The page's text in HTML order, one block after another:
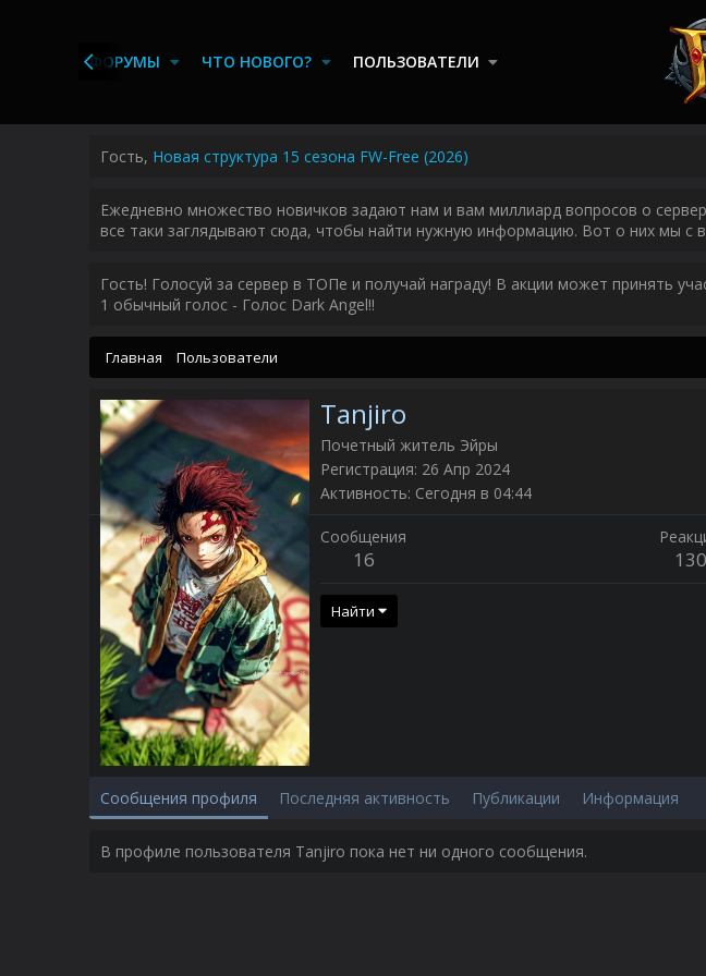
ФОРУМЫ ЧТО НОВОГО? ПОЛЬЗОВАТЕЛИ
Гость, Новая структура 15 сезона FW-Free (2026)
Ежедневно множество новичков задают нам и вам миллиард вопросов о
все таки заглядывают сюда, чтобы найти нужную информацию. Вот о них мы с
Гость! Голосуй за сервер в ТОПе и получай награду! В акции может принять
1 обычный голос - Голос Dark Angel!!
Главная Пользователи
Tanjiro
Почетный житель Эйры
Регистрация 26 Апр 2024
Активность Сегодня в 04:44
Сообщения
16 130
Найти
Сообщения профиля Последняя активность Публикации Информация
В профиле пользователя Tanjiro пока нет ни одного сообщения.